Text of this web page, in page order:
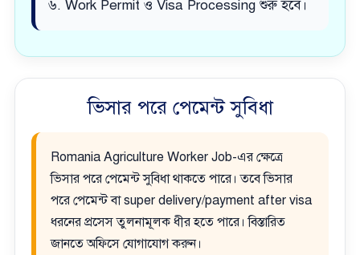
৬. Work Permit ও Visa Processing শুরু হবে।
ভিসার পরে পেমেন্ট সুবিধা
Romania Agriculture Worker Job-এর ক্ষেত্রে
ভিসার পরে পেমেন্ট সুবিধা থাকতে পারে। তবে ভিসার
পরে পেমেন্ট বা super delivery/payment after visa
ধরনের প্রসেস তুলনামূলক ধীর হতে পারে। বিস্তারিত
জানতে অফিসে যোগাযোগ করুন।